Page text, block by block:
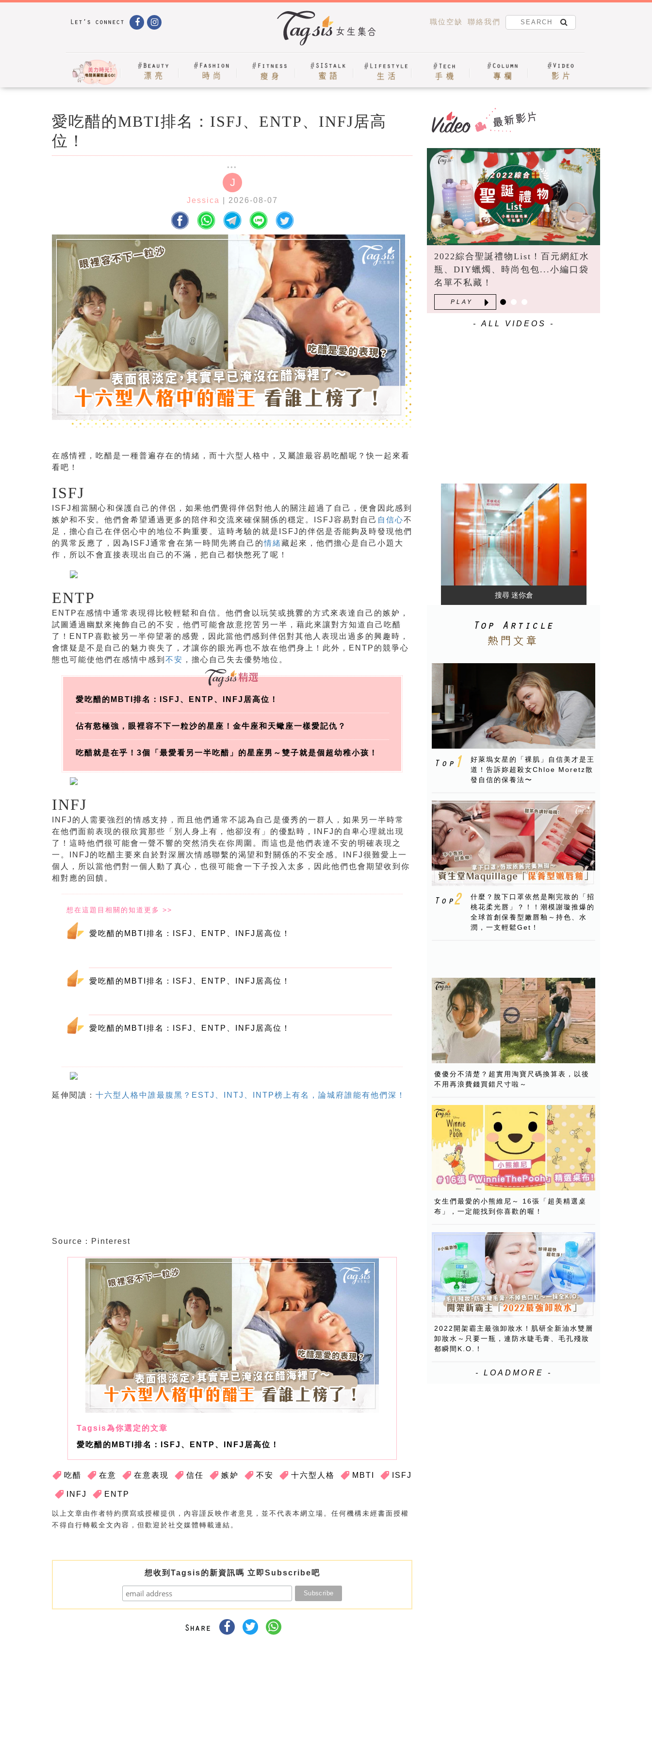
職位空缺 聯絡我們
愛吃醋的MBTI排名：ISFJ、ENTP、INFJ居高
位！
J
Jessica | 2026-08-07
在感情裡，吃醋是一種普遍存在的情緒，而十六型人格中，又屬誰最容易吃醋呢？快一起來看
看吧！
ISFJ
ISFJ相當關心和保護自己的伴侶，如果他們覺得伴侶對他人的關注超過了自己，便會因此感到
嫉妒和不安。他們會希望通過更多的陪伴和交流來確保關係的穩定。ISFJ容易對自己 自信心不
足，擔心自己在伴侶心中的地位不夠重要。這時考驗的就是ISFJ的伴侶是否能夠及時發現他們
的異常反應了，因為ISFJ通常會在第一時間先將自己的情緒藏起來，他們擔心是自己小題大
作，所以不會直接表現出自己的不滿，把自己都快憋死了呢！
ENTP
ENTP在感情中通常表現得比較輕鬆和自信。他們會以玩笑或挑釁的方式來表達自己的嫉妒，
試圖通過幽默來掩飾自己的不安，他們可能會故意挖苦另一半，藉此來讓對方知道自己吃醋
了！ENTP喜歡被另一半仰望著的感覺，因此當他們感到伴侶對其他人表現出過多的興趣時，
會懷疑是不是自己的魅力喪失了，才讓你的眼光再也不放在他們身上！此外，ENTP的競爭心
態也可能使他們在感情中感到 不安 ，擔心自己失去優勢地位。
愛吃醋的MBTI排名：ISFJ、ENTP、INFJ居高位！
佔有慾極強，眼裡容不下一粒沙的星座！金牛座和天蠍座一樣愛記仇？
吃醋就是在乎！3個「最愛看另一半吃醋」的星座男～雙子就是個超幼稚小孩！
INFJ
INFJ的人需要強烈的情感支持，而且他們通常不認為自己是優秀的一群人，如果另一半時常
在他們面前表現的很欣賞那些「別人身上有，他卻沒有」的優點時，INFJ的自卑心理就出現
了！這時他們很可能會一聲不響的突然消失在你周圍。而這也是他們表達不安的明確表現之
一。INFJ的吃醋主要來自於對深層次情感聯繫的渴望和對關係的不安全感。INFJ很難愛上一
個人，所以當他們對一個人動了真心，也很可能會一下子投入太多，因此他們也會期望收到你
相對應的回饋。
愛吃醋的MBTI排名：ISFJ、ENTP、INFJ居高位！
愛吃醋的MBTI排名：ISFJ、ENTP、INFJ居高位！
愛吃醋的MBTI排名：ISFJ、ENTP、INFJ居高位！
延伸閱讀： 十六型人格中誰最腹黑？ESTJ、INTJ、INTP榜上有名，論城府誰能有他們深！
Source：Pinterest
愛吃醋的MBTI排名：ISFJ、ENTP、INFJ居高位！
吃醋 在意 在意表現 信任 嫉妒 不安 十六型人格 MBTI ISFJ
INFJ ENTP
以上文章由作者特約撰寫或授權提供，內容謹反映作者意見，並不代表本網立場。任何機構未經書面授權
不得自行轉載全文內容，但歡迎於社交媒體轉載連結。
想收到Tagsis的新資訊嗎 立即Subscribe吧
2022綜合聖誕禮物List！百元網紅水
瓶、DIY蠟燭、時尚包包...小編口袋
名單不私藏！
PLAY
- ALL VIDEOS -
好萊塢女星的「裸肌」自信美才是王
道！告訴妳超殺女Chloe Moretz散
發自信的保養法〜
什麼？脫下口罩依然是剛完妝的「招
桃花柔光唇」？！！潮模謝璇推爆的
全球首創保養型嫩唇釉～持色、水
潤，一支輕鬆Get！
傻傻分不清楚？超實用淘寶尺碼換算表，以後
不用再浪費錢買錯尺寸啦～
女生們最愛的小熊維尼～ 16張「超美精選桌
布」，一定能找到你喜歡的喔！
2022開架霸主最強卸妝水！肌研全新油水雙層
卸妝水～只要一瓶，連防水睫毛膏、毛孔殘妝
都瞬間K.O.！
- LOADMORE -